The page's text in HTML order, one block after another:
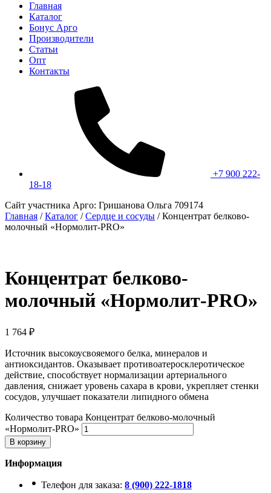
Главная
Каталог
Бонус Арго
Производители
Статьи
Опт
Контакты
+7 900 222-
18-18
Сайт участника Арго: Гришанова Ольга 709174
Главная / Каталог / Сердце и сосуды / Концентрат белково-
молочный «Нормолит-PRO»
Концентрат белково-
молочный «Нормолит-PRO»
1 764 ₽
Источник высокоусвояемого белка, минералов и
антиоксидантов. Оказывает противоатеросклеротическое
действие, способствует нормализации артериального
давления, снижает уровень сахара в крови, укрепляет стенки
сосудов, улучшает показатели липидного обмена
Количество товара Концентрат белково-молочный
«Нормолит-PRO»
В корзину
Информация
Телефон для заказа: 8 (900) 222-1818